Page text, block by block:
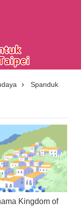
Spanduk
Kingdom of